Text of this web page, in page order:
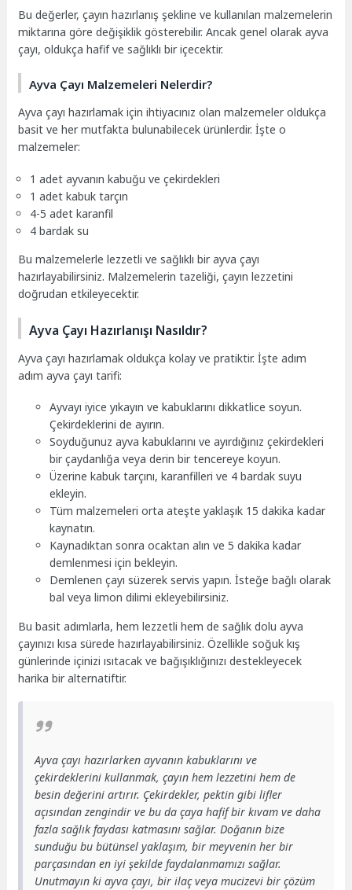
Bu değerler, çayın hazırlanış şekline ve kullanılan malzemelerin
miktarına göre değişiklik gösterebilir. Ancak genel olarak ayva
çayı, oldukça hafif ve sağlıklı bir içecektir.
Ayva Çayı Malzemeleri Nelerdir?
Ayva çayı hazırlamak için ihtiyacınız olan malzemeler oldukça
basit ve her mutfakta bulunabilecek ürünlerdir. İşte o
malzemeler:
1 adet ayvanın kabuğu ve çekirdekleri
1 adet kabuk tarçın
4-5 adet karanfil
4 bardak su
Bu malzemelerle lezzetli ve sağlıklı bir ayva çayı
hazırlayabilirsiniz. Malzemelerin tazeliği, çayın lezzetini
doğrudan etkileyecektir.
Ayva Çayı Hazırlanışı Nasıldır?
Ayva çayı hazırlamak oldukça kolay ve pratiktir. İşte adım
adım ayva çayı tarifi:
Ayvayı iyice yıkayın ve kabuklarını dikkatlice soyun.
Çekirdeklerini de ayırın.
Soyduğunuz ayva kabuklarını ve ayırdığınız çekirdekleri
bir çaydanlığa veya derin bir tencereye koyun.
Üzerine kabuk tarçını, karanfilleri ve 4 bardak suyu
ekleyin.
Tüm malzemeleri orta ateşte yaklaşık 15 dakika kadar
kaynatın.
Kaynadıktan sonra ocaktan alın ve 5 dakika kadar
demlenmesi için bekleyin.
Demlenen çayı süzerek servis yapın. İsteğe bağlı olarak
bal veya limon dilimi ekleyebilirsiniz.
Bu basit adımlarla, hem lezzetli hem de sağlık dolu ayva
çayınızı kısa sürede hazırlayabilirsiniz. Özellikle soğuk kış
günlerinde içinizi ısıtacak ve bağışıklığınızı destekleyecek
harika bir alternatiftir.
Ayva çayı hazırlarken ayvanın kabuklarını ve
çekirdeklerini kullanmak, çayın hem lezzetini hem de
besin değerini artırır. Çekirdekler, pektin gibi lifler
açısından zengindir ve bu da çaya hafif bir kıvam ve daha
fazla sağlık faydası katmasını sağlar. Doğanın bize
sunduğu bu bütünsel yaklaşım, bir meyvenin her bir
parçasından en iyi şekilde faydalanmamızı sağlar.
Unutmayın ki ayva çayı, bir ilaç veya mucizevi bir çözüm